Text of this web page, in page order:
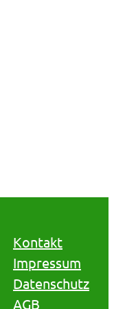
Kontakt
Impressum
Datenschutz
AGB